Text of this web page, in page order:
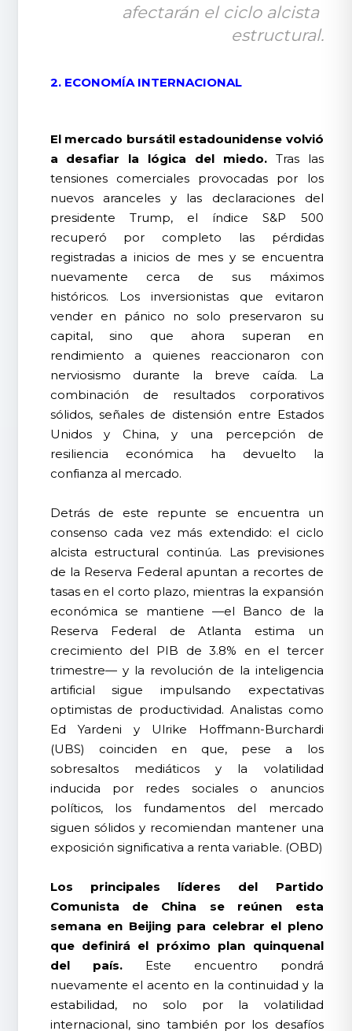
afectarán el ciclo alcista
estructural.
2. ECONOMÍA INTERNACIONAL
El mercado bursátil estadounidense volvió
a desafiar la lógica del miedo. Tras las
tensiones comerciales provocadas por los
nuevos aranceles y las declaraciones del
presidente Trump, el índice S&P 500
recuperó por completo las pérdidas
registradas a inicios de mes y se encuentra
nuevamente cerca de sus máximos
históricos. Los inversionistas que evitaron
vender en pánico no solo preservaron su
capital, sino que ahora superan en
rendimiento a quienes reaccionaron con
nerviosismo durante la breve caída. La
combinación de resultados corporativos
sólidos, señales de distensión entre Estados
Unidos y China, y una percepción de
resiliencia económica ha devuelto la
confianza al mercado.
Detrás de este repunte se encuentra un
consenso cada vez más extendido: el ciclo
alcista estructural continúa. Las previsiones
de la Reserva Federal apuntan a recortes de
tasas en el corto plazo, mientras la expansión
económica se mantiene —el Banco de la
Reserva Federal de Atlanta estima un
crecimiento del PIB de 3.8% en el tercer
trimestre— y la revolución de la inteligencia
artificial sigue impulsando expectativas
optimistas de productividad. Analistas como
Ed Yardeni y Ulrike Hoffmann-Burchardi
(UBS) coinciden en que, pese a los
sobresaltos mediáticos y la volatilidad
inducida por redes sociales o anuncios
políticos, los fundamentos del mercado
siguen sólidos y recomiendan mantener una
exposición significativa a renta variable. (OBD)
Los principales líderes del Partido
Comunista de China se reúnen esta
semana en Beijing para celebrar el pleno
que definirá el próximo plan quinquenal
del país.Este encuentro pondrá
nuevamente el acento en la continuidad y la
estabilidad, no solo por la volatilidad
internacional, sino también por los desafíos